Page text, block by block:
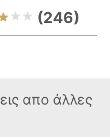
(246)
απο άλλες